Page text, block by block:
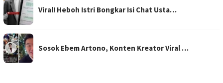
Viral! Heboh Istri Bongkar Isi Chat Usta…
Sosok Ebem Artono, Konten Kreator Viral …